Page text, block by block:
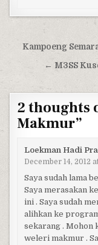
Post
Kampoeng
← M3SS
2 thoughts
Makmur”
Loekman Hadi
December 14, 2012
Saya sudah lama
Saya merasakan
ini . Saya sudah
alihkan ke
sekarang . Mohon
weleri makmur .